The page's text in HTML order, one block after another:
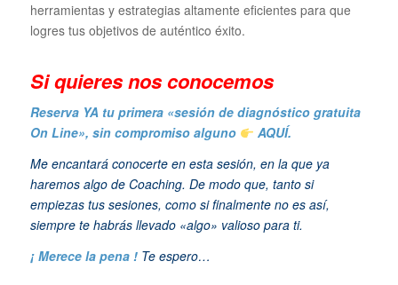
herramientas y estrategias altamente eficientes para que
logres tus objetivos de auténtico éxito.
Si quieres nos conocemos
Reserva YA tu primera «sesión de diagnóstico gratuita
On Line», sin compromiso alguno
AQUÍ.
Me encantará conocerte en esta sesión, en la que ya
haremos algo de Coaching. De modo que, tanto si
empiezas tus sesiones, como si finalmente no es así,
siempre te habrás llevado «algo» valioso para ti.
¡ Merece la pena ! Te espero…